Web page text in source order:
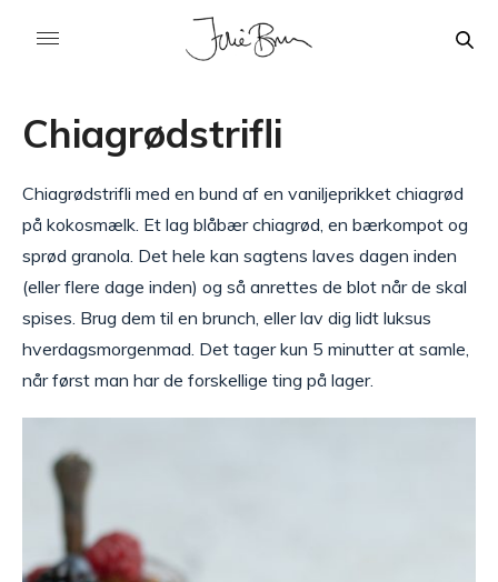
Chiagrødstrifli
Chiagrødstrifli med en bund af en vaniljeprikket chiagrød
på kokosmælk. Et lag blåbær chiagrød, en bærkompot og
sprød granola. Det hele kan sagtens laves dagen inden
(eller flere dage inden) og så anrettes de blot når de skal
spises. Brug dem til en brunch, eller lav dig lidt luksus
hverdagsmorgenmad. Det tager kun 5 minutter at samle,
når først man har de forskellige ting på lager.